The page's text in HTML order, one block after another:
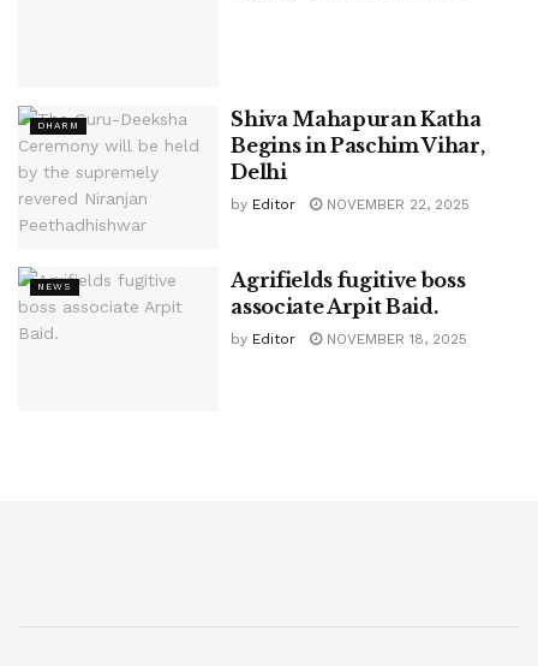
DHARM
Shiva Mahapuran Katha
Begins in Paschim Vihar,
Delhi
by Editor NOVEMBER 22, 2025
NEWS
Agrifields fugitive boss
associate Arpit Baid.
by Editor NOVEMBER 18, 2025